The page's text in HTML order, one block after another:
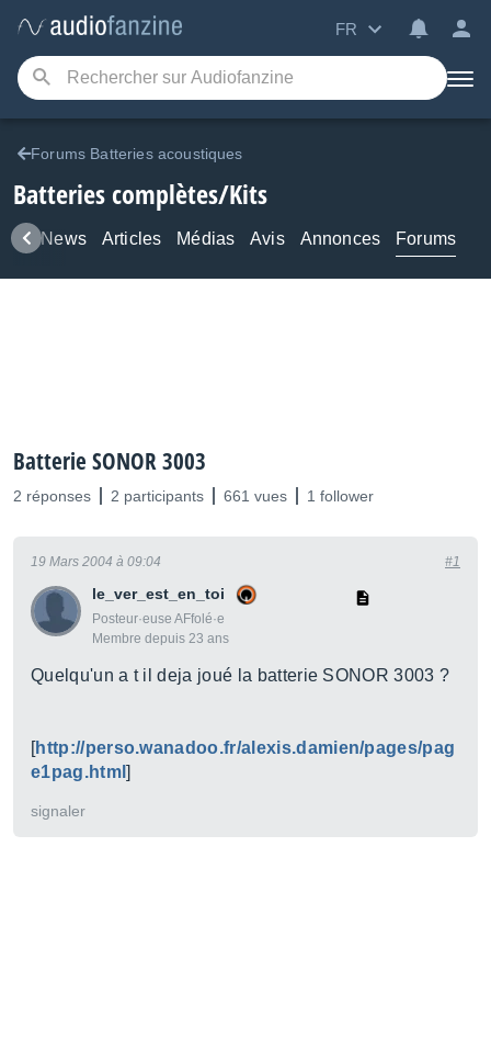
FR
Forums Batteries acoustiques
Batteries complètes/Kits
News Articles Médias Avis Annonces Forums
Batterie SONOR 3003
2 réponses 2 participants 661 vues 1 follower
le_ver_est_en_toi
Posteur·euse AFfolé·e
Membre depuis 23 ans
19 Mars 2004 à 09:04 #1
Quelqu'un a t il deja joué la batterie SONOR 3003 ?
[http://perso.wanadoo.fr/alexis.damien/pages/pag
e1pag.html]
signaler